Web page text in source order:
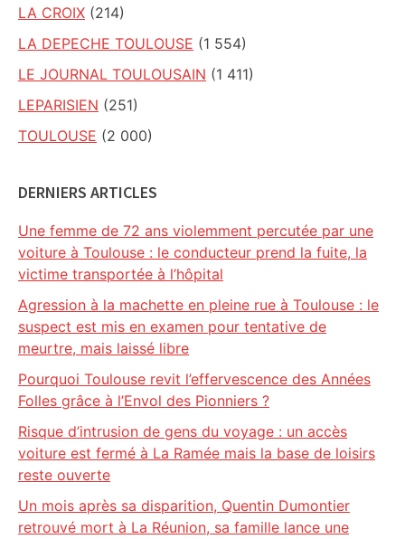
LA CROIX (214)
LA DEPECHE TOULOUSE (1 554)
LE JOURNAL TOULOUSAIN (1 411)
LEPARISIEN (251)
TOULOUSE (2 000)
DERNIERS ARTICLES
Une femme de 72 ans violemment percutée par une
voiture à Toulouse : le conducteur prend la fuite, la
victime transportée à l’hôpital
Agression à la machette en pleine rue à Toulouse : le
suspect est mis en examen pour tentative de
meurtre, mais laissé libre
Pourquoi Toulouse revit l’effervescence des Années
Folles grâce à l’Envol des Pionniers ?
Risque d’intrusion de gens du voyage : un accès
voiture est fermé à La Ramée mais la base de loisirs
reste ouverte
Un mois après sa disparition, Quentin Dumontier
retrouvé mort à La Réunion, sa famille lance une